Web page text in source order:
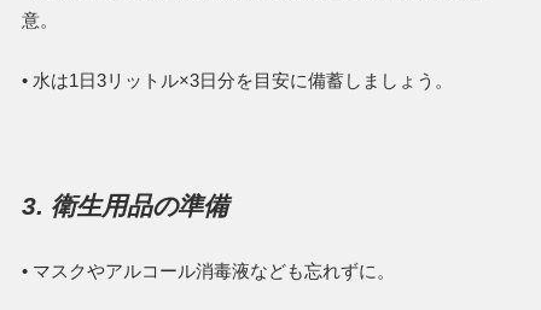
意。
• 水は1日3リットル×3日分を目安に備蓄しましょう。
3. 衛生用品の準備
• マスクやアルコール消毒液なども忘れずに。